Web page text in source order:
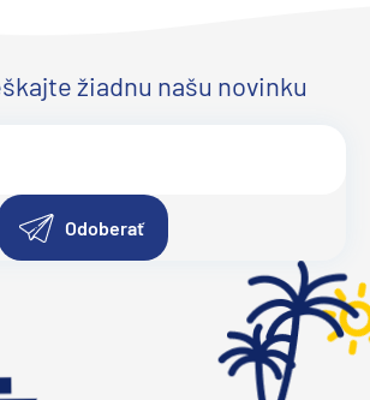
žiadnu našu novinku
Odoberať